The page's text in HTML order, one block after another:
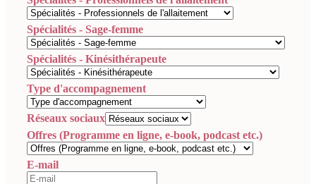
Spécialités - Sage-femme
Spécialités - Kinésithérapeute
Type d'accompagnement
Réseaux sociaux
Offres (Programme en ligne, e-book, podcast etc.)
E-mail